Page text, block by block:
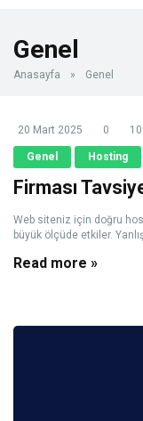
Genel
Anasayfa » Genel
20 Mart 2025 0
Genel Hosting
Firması
Web siteniz için doğru
büyük ölçüde etkiler.
Read more »